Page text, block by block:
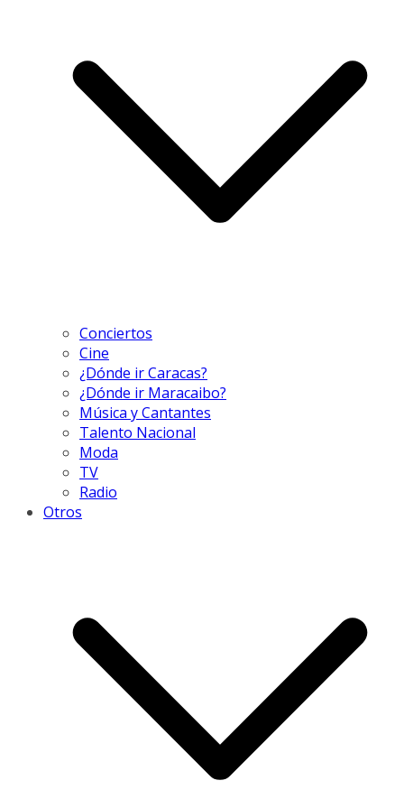
Conciertos
Cine
¿Dónde ir Caracas?
¿Dónde ir Maracaibo?
Música y Cantantes
Talento Nacional
Moda
TV
Radio
Otros